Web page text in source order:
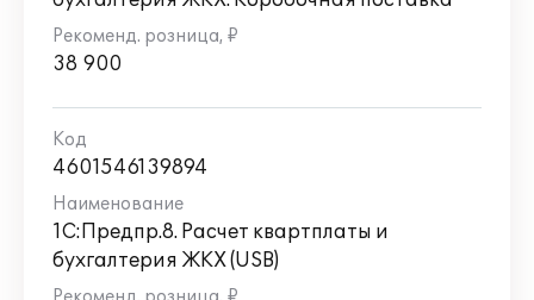
либо в фирму "1С" по
адресу
Руководство пользователя для клиентов,
работающих в сервисе "Отраслевые
решения через Интернет", находится в
самой базе (меню "Главное" -
Руководство по ведению учета ЖКХ
(Отраслевая часть)) .
38 900
4601546139894
1С:Предпр.8. Расчет квартплаты и
бухгалтерия ЖКХ (USB)